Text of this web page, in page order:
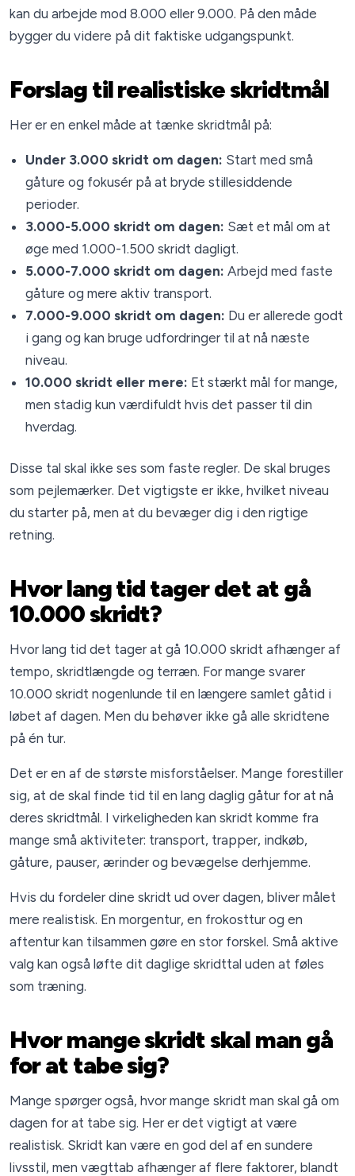
kan du arbejde mod 8.000 eller 9.000. På den måde
bygger du videre på dit faktiske udgangspunkt.
Forslag til realistiske skridtmål
Her er en enkel måde at tænke skridtmål på:
Under 3.000 skridt om dagen: Start med små
gåture og fokusér på at bryde stillesiddende
perioder.
3.000-5.000 skridt om dagen: Sæt et mål om at
øge med 1.000-1.500 skridt dagligt.
5.000-7.000 skridt om dagen: Arbejd med faste
gåture og mere aktiv transport.
7.000-9.000 skridt om dagen: Du er allerede godt
i gang og kan bruge udfordringer til at nå næste
niveau.
10.000 skridt eller mere: Et stærkt mål for mange,
men stadig kun værdifuldt hvis det passer til din
hverdag.
Disse tal skal ikke ses som faste regler. De skal bruges
som pejlemærker. Det vigtigste er ikke, hvilket niveau
du starter på, men at du bevæger dig i den rigtige
retning.
Hvor lang tid tager det at gå
10.000 skridt?
Hvor lang tid det tager at gå 10.000 skridt afhænger af
tempo, skridtlængde og terræn. For mange svarer
10.000 skridt nogenlunde til en længere samlet gåtid i
løbet af dagen. Men du behøver ikke gå alle skridtene
på én tur.
Det er en af de største misforståelser. Mange forestiller
sig, at de skal finde tid til en lang daglig gåtur for at nå
deres skridtmål. I virkeligheden kan skridt komme fra
mange små aktiviteter: transport, trapper, indkøb,
gåture, pauser, ærinder og bevægelse derhjemme.
Hvis du fordeler dine skridt ud over dagen, bliver målet
mere realistisk. En morgentur, en frokosttur og en
aftentur kan tilsammen gøre en stor forskel. Små aktive
valg kan også løfte dit daglige skridttal uden at føles
som træning.
Hvor mange skridt skal man gå
for at tabe sig?
Mange spørger også, hvor mange skridt man skal gå om
dagen for at tabe sig. Her er det vigtigt at være
realistisk. Skridt kan være en god del af en sundere
livsstil, men vægttab afhænger af flere faktorer, blandt